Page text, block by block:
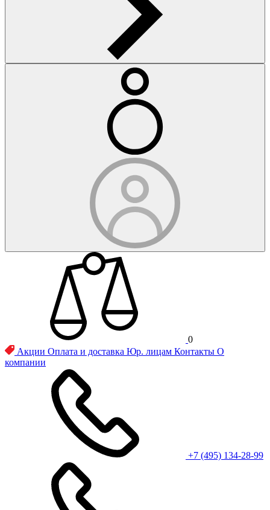
0
Акции Оплата и доставка Юр. лицам Контакты О
компании
+7 (495) 134-28-99